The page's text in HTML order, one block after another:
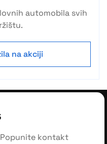
automobila svih
na akciji
kontakt